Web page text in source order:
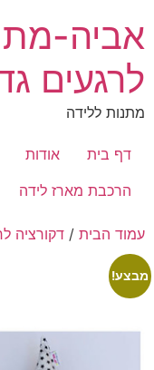
לתוכן
אביה-
לרגעים
מתנות ללידה
דף בית אודות
הרכבת מארז לידה
עמוד הבית / דקורציה
מבצע!